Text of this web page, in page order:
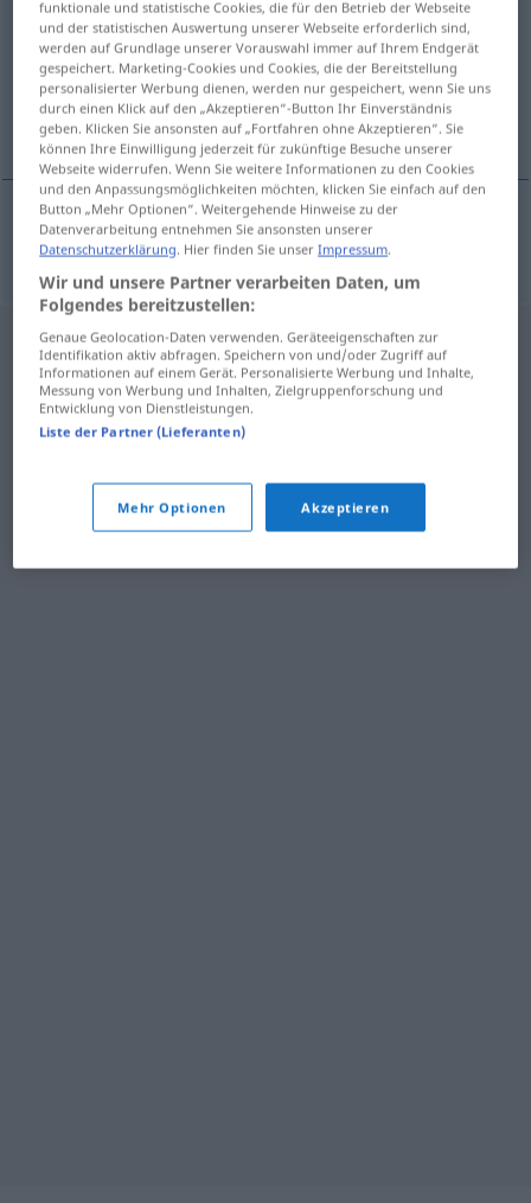
Übersicht aller Übersetzungen
(Für mehr Details die Übersetzung anklicken/antippen)
circuito
circuitom Stromkreis
funktionale und statistische Cookies, die für den Betrieb der Webseite
und der statistischen Auswertung unserer Webseite erforderlich sind,
werden auf Grundlage unserer Vorauswahl immer auf Ihrem Endgerät
gespeichert. Marketing-Cookies und Cookies, die der Bereitstellung
personalisierter Werbung dienen, werden nur gespeichert, wenn Sie uns
durch einen Klick auf den „Akzeptieren“-Button Ihr Einverständnis
geben. Klicken Sie ansonsten auf „Fortfahren ohne Akzeptieren“. Sie
können Ihre Einwilligung jederzeit für zukünftige Besuche unserer
Webseite widerrufen. Wenn Sie weitere Informationen zu den Cookies
und den Anpassungsmöglichkeiten möchten, klicken Sie einfach auf den
Button „Mehr Optionen“. Weitergehende Hinweise zu der
Datenverarbeitung entnehmen Sie ansonsten unserer
Datenschutzerklärung. Hier finden Sie unserImpressum.
Wir und unsere Partner verarbeiten Daten, um
Folgendes bereitzustellen:
Genaue Geolocation-Daten verwenden. Geräteeigenschaften zur
Identifikation aktiv abfragen. Speichern von und/oder Zugriff auf
Informationen auf einem Gerät. Personalisierte Werbung und Inhalte,
Messung von Werbung und Inhalten, Zielgruppenforschung und
Entwicklung von Dienstleistungen.
Liste der Partner (Lieferanten)
Mehr Optionen Akzeptieren